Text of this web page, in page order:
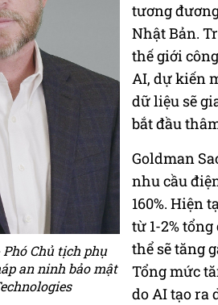
Phó Chủ tịch phụ
an ninh bảo mật
tương
Nhật Bản.
thế giới
AI, dự kiến
dữ liệu sẽ
bắt đầu
Goldman
nhu cầu
160%. Hiện
từ 1-2%
thể sẽ tăng
Tổng mức
do AI tạo ra